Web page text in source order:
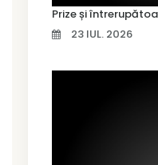
23 IUL. 2026